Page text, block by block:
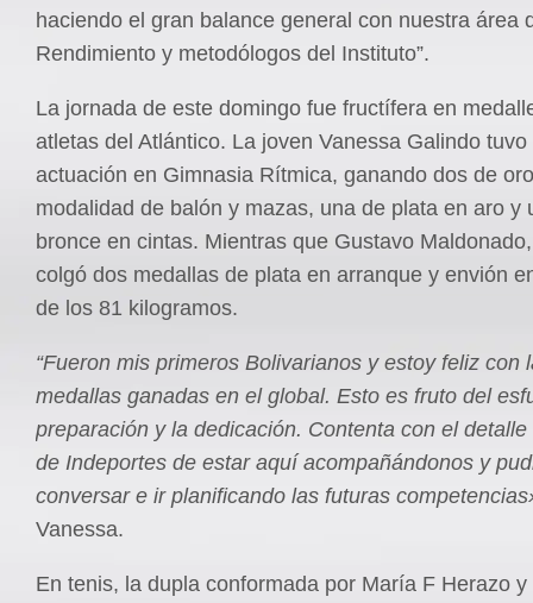
haciendo el gran balance general con nuestra área
Rendimiento y metodólogos del Instituto”.
La jornada de este domingo fue fructífera en
atletas del Atlántico. La joven Vanessa Galindo
actuación en Gimnasia Rítmica, ganando dos de
modalidad de balón y mazas, una de plata en aro y
bronce en cintas. Mientras que Gustavo
colgó dos medallas de plata en arranque y envión
de los 81 kilogramos.
“Fueron mis primeros Bolivarianos y estoy feliz con
medallas ganadas en el global. Esto es fruto del
preparación y la dedicación. Contenta con el
de Indeportes de estar aquí acompañándonos y
conversar e ir planificando las futuras
Vanessa.
En tenis, la dupla conformada por María F Herazo